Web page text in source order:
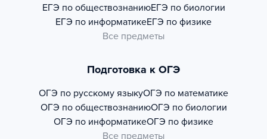
ЕГЭ по обществознаниюЕГЭ по биологии
ЕГЭ по информатикеЕГЭ по физике
Все предметы
Подготовка к ОГЭ
ОГЭ по русскому языкуОГЭ по математике
ОГЭ по обществознаниюОГЭ по биологии
ОГЭ по информатикеОГЭ по физике
Все предметы